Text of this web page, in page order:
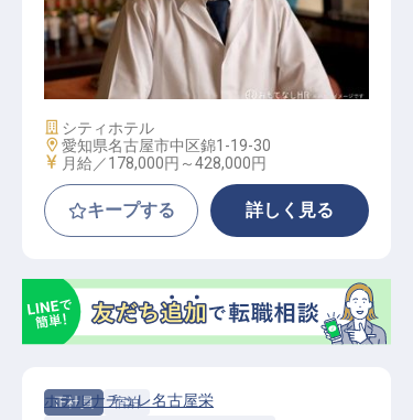
和食調理
施設業態
シティホテル
勤務地
愛知県名古屋市中区錦1-19-30
給与
月給／178,000円～428,000円
キープする 詳しく見る
正社員
宿泊
ホテルナチュレ名古屋栄